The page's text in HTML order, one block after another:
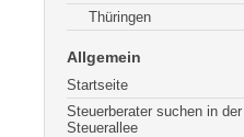
Thüringen
Allgemein
Startseite
Steuerberater suchen in der
Steuerallee